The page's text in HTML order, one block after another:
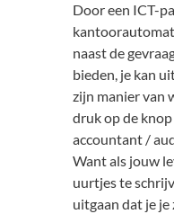
Door een ICT-
naast de
bieden, je kan
zijn manier van
druk op de
accountant /
Want als jouw
uurtjes te
uitgaan dat je je